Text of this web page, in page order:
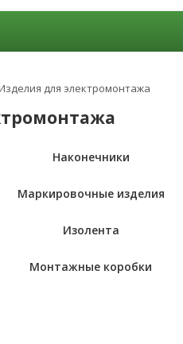
для электромонтажа
Наконечники
Маркировочные изделия
Изолента
Монтажные коробки